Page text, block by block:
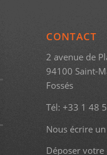
CONTACT
2 avenue de
94100 Saint-
Fossés
Tél: +33 1 48
Nous écrire
Déposer